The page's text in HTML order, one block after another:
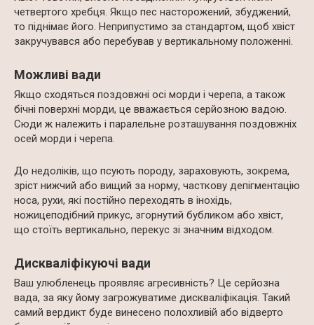
четвертого хребця. Якщо пес насторожений, збуджений,
то піднімає його. Неприпустимо за стандартом, щоб хвіст
закручувався або перебував у вертикальному положенні.
Можливі вади
Якщо сходяться поздовжні осі морди і черепа, а також
бічні поверхні морди, це вважається серйозною вадою.
Сюди ж належить і паралельне розташування поздовжніх
осей морди і черепа.
До недоліків, що псують породу, зараховують, зокрема,
зріст нижчий або вищий за норму, часткову депігментацію
носа, рухи, які постійно переходять в інохідь,
ножицеподібний прикус, згорнутий бубликом або хвіст,
що стоїть вертикально, перекус зі значним відходом.
Дискваліфікуючі вади
Ваш улюбленець проявляє агресивність? Це серйозна
вада, за яку йому загрожуватиме дискваліфікація. Такий
самий вердикт буде винесено полохливій або відверто